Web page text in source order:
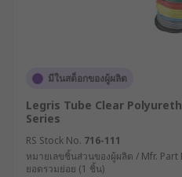
มีในสต็อกของผู้ผลิต
Legris Tube Clear
Series
RS Stock No. 716-111
หมายเลขชิ้นส่วนของผู้ผลิต / Mfr. Part
ยอดรวมย่อย (1 ชิ้น)